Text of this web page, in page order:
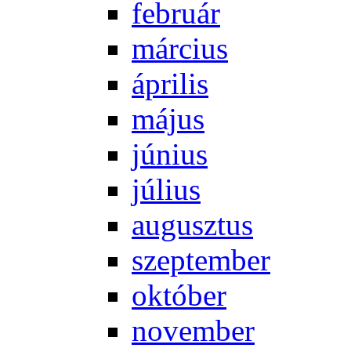
feb­ru­ár
már­ci­us
áp­ri­lis
má­jus
jú­ni­us
jú­li­us
au­gusz­tus
szep­tem­ber
ok­tó­ber
no­vem­ber